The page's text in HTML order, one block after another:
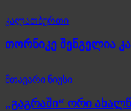
კალათბურთი
თორნიკე შენგელია
მთავარი ნიუსი
„გაგრაში“ ორი